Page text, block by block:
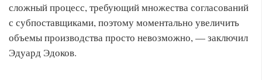
сложный процесс, требующий множества согласований
с субпоставщиками, поэтому моментально увеличить
объемы производства просто невозможно, — заключил
Эдуард Эдоков.